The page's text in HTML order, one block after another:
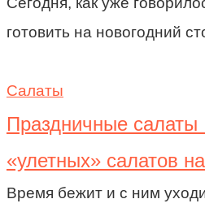
готовить на новогодний
Салаты
Праздничные салаты
«улетных» салатов
Время бежит и с ним